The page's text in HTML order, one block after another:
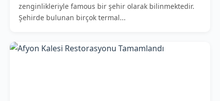
zenginlikleriyle famous bir şehir olarak bilinmektedir.
Şehirde bulunan birçok termal...